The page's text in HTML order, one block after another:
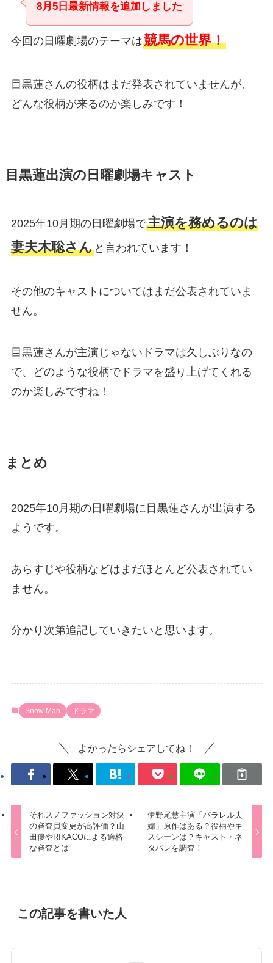
8月5日最新情報を追加しました
今回の日曜劇場のテーマは競馬の世界！
目黒蓮さんの役柄はまだ発表されていませんが、
どんな役柄が来るのか楽しみです！
目黒蓮出演の日曜劇場キャスト
2025年10月期の日曜劇場で主演を務めるのは
妻夫木聡さんと言われています！
その他のキャストについてはまだ公表されていま
せん。
目黒蓮さんが主演じゃないドラマは久しぶりなの
で、どのような役柄でドラマを盛り上げてくれる
のか楽しみですね！
まとめ
2025年10月期の日曜劇場に目黒蓮さんが出演する
ようです。
あらすじや役柄などはまだほとんど公表されてい
ません。
分かり次第追記していきたいと思います。
Snow Man ドラマ
よかったらシェアしてね！
それスノファッション対決
の審査員変更が高評価？山
田優やRIKACOによる適格
な審査とは
伊野尾慧主演「パラレル夫
婦」原作はある？役柄やキ
スシーンは？キャスト・ネ
タバレを調査！
この記事を書いた人